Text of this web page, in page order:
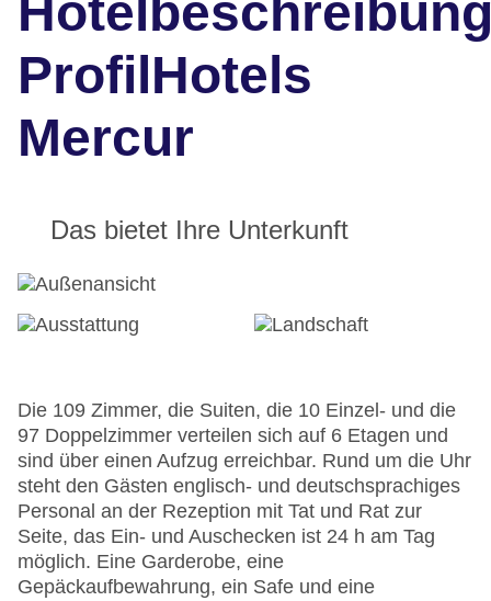
ProfilHotels
Mercur
Das bietet Ihre Unterkunft
Die 109 Zimmer, die Suiten, die 10 Einzel- und die
97 Doppelzimmer verteilen sich auf 6 Etagen und
sind über einen Aufzug erreichbar. Rund um die Uhr
steht den Gästen englisch- und deutschsprachiges
Personal an der Rezeption mit Tat und Rat zur
Seite, das Ein- und Auschecken ist 24 h am Tag
möglich. Eine Garderobe, eine
Gepäckaufbewahrung, ein Safe und eine